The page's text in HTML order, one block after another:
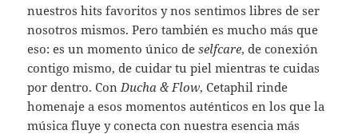
nuestros hits favoritos y nos sentimos libres de ser
nosotros mismos. Pero también es mucho más que
eso: es un momento único deselfcare, de conexión
contigo mismo, de cuidar tu piel mientras te cuidas
por dentro. Con Ducha & Flow, Cetaphil rinde
homenaje a esos momentos auténticos en los que la
música fluye y conecta con nuestra esencia más